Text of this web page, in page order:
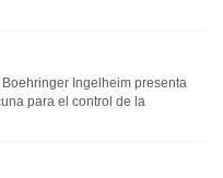
Boehringer Ingelheim presenta
para el control de la